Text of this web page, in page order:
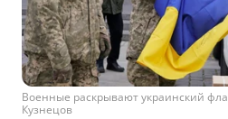
Военные раскрывают украинский
Кузнецов